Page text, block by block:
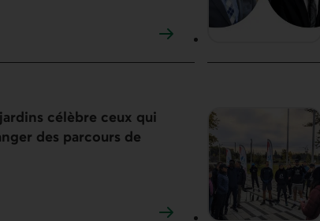
célèbre ceux qui
des parcours de